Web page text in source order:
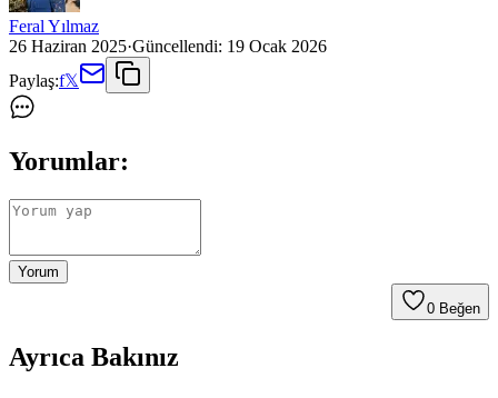
Feral Yılmaz
26 Haziran 2025·Güncellendi: 19 Ocak 2026
Paylaş:f𝕏
Yorumlar:
Yorum
0 Beğen
Ayrıca Bakınız